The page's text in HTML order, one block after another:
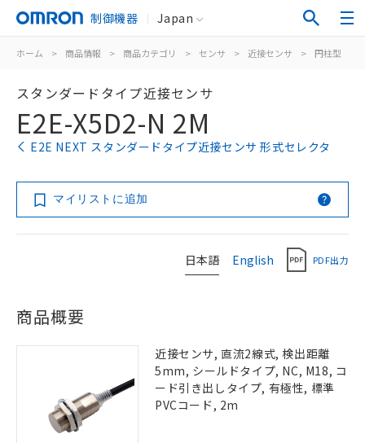
制御機器 Japan
ホーム > 商品情報 > 商品カテゴリ > センサ > 近接センサ > 円柱型
スタンダードタイプ近接センサ
E2E-X5D2-N 2M
E2E NEXT スタンダードタイプ近接センサ 形式セレクタ
マイリストに追加
日本語 English PDF出力
商品概要
近接センサ, 直流2線式, 検出距離
5mm, シールドタイプ, NC, M18, コ
ード引き出しタイプ, 有極性, 標準
PVCコード, 2m